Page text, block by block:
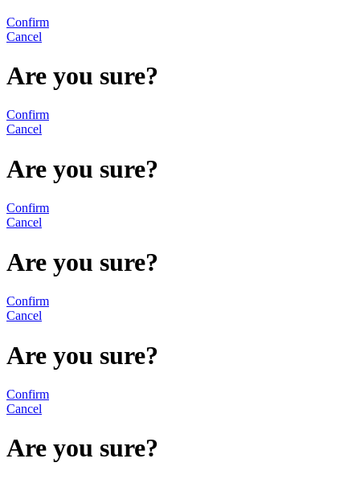
Confirm
Cancel
Are you sure?
Confirm
Cancel
Are you sure?
Confirm
Cancel
Are you sure?
Confirm
Cancel
Are you sure?
Confirm
Cancel
Are you sure?